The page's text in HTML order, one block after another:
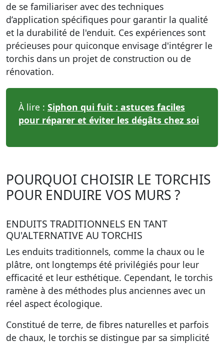
de se familiariser avec des techniques
d’application spécifiques pour garantir la qualité
et la durabilité de l'enduit. Ces expériences sont
précieuses pour quiconque envisage d'intégrer le
torchis dans un projet de construction ou de
rénovation.
À lire : Siphon qui fuit : astuces faciles
pour réparer et éviter les dégâts chez soi
POURQUOI CHOISIR LE TORCHIS
POUR ENDUIRE VOS MURS ?
ENDUITS TRADITIONNELS EN TANT
QU'ALTERNATIVE AU TORCHIS
Les enduits traditionnels, comme la chaux ou le
plâtre, ont longtemps été privilégiés pour leur
efficacité et leur esthétique. Cependant, le torchis
ramène à des méthodes plus anciennes avec un
réel aspect écologique.
Constitué de terre, de fibres naturelles et parfois
de chaux, le torchis se distingue par sa simplicité